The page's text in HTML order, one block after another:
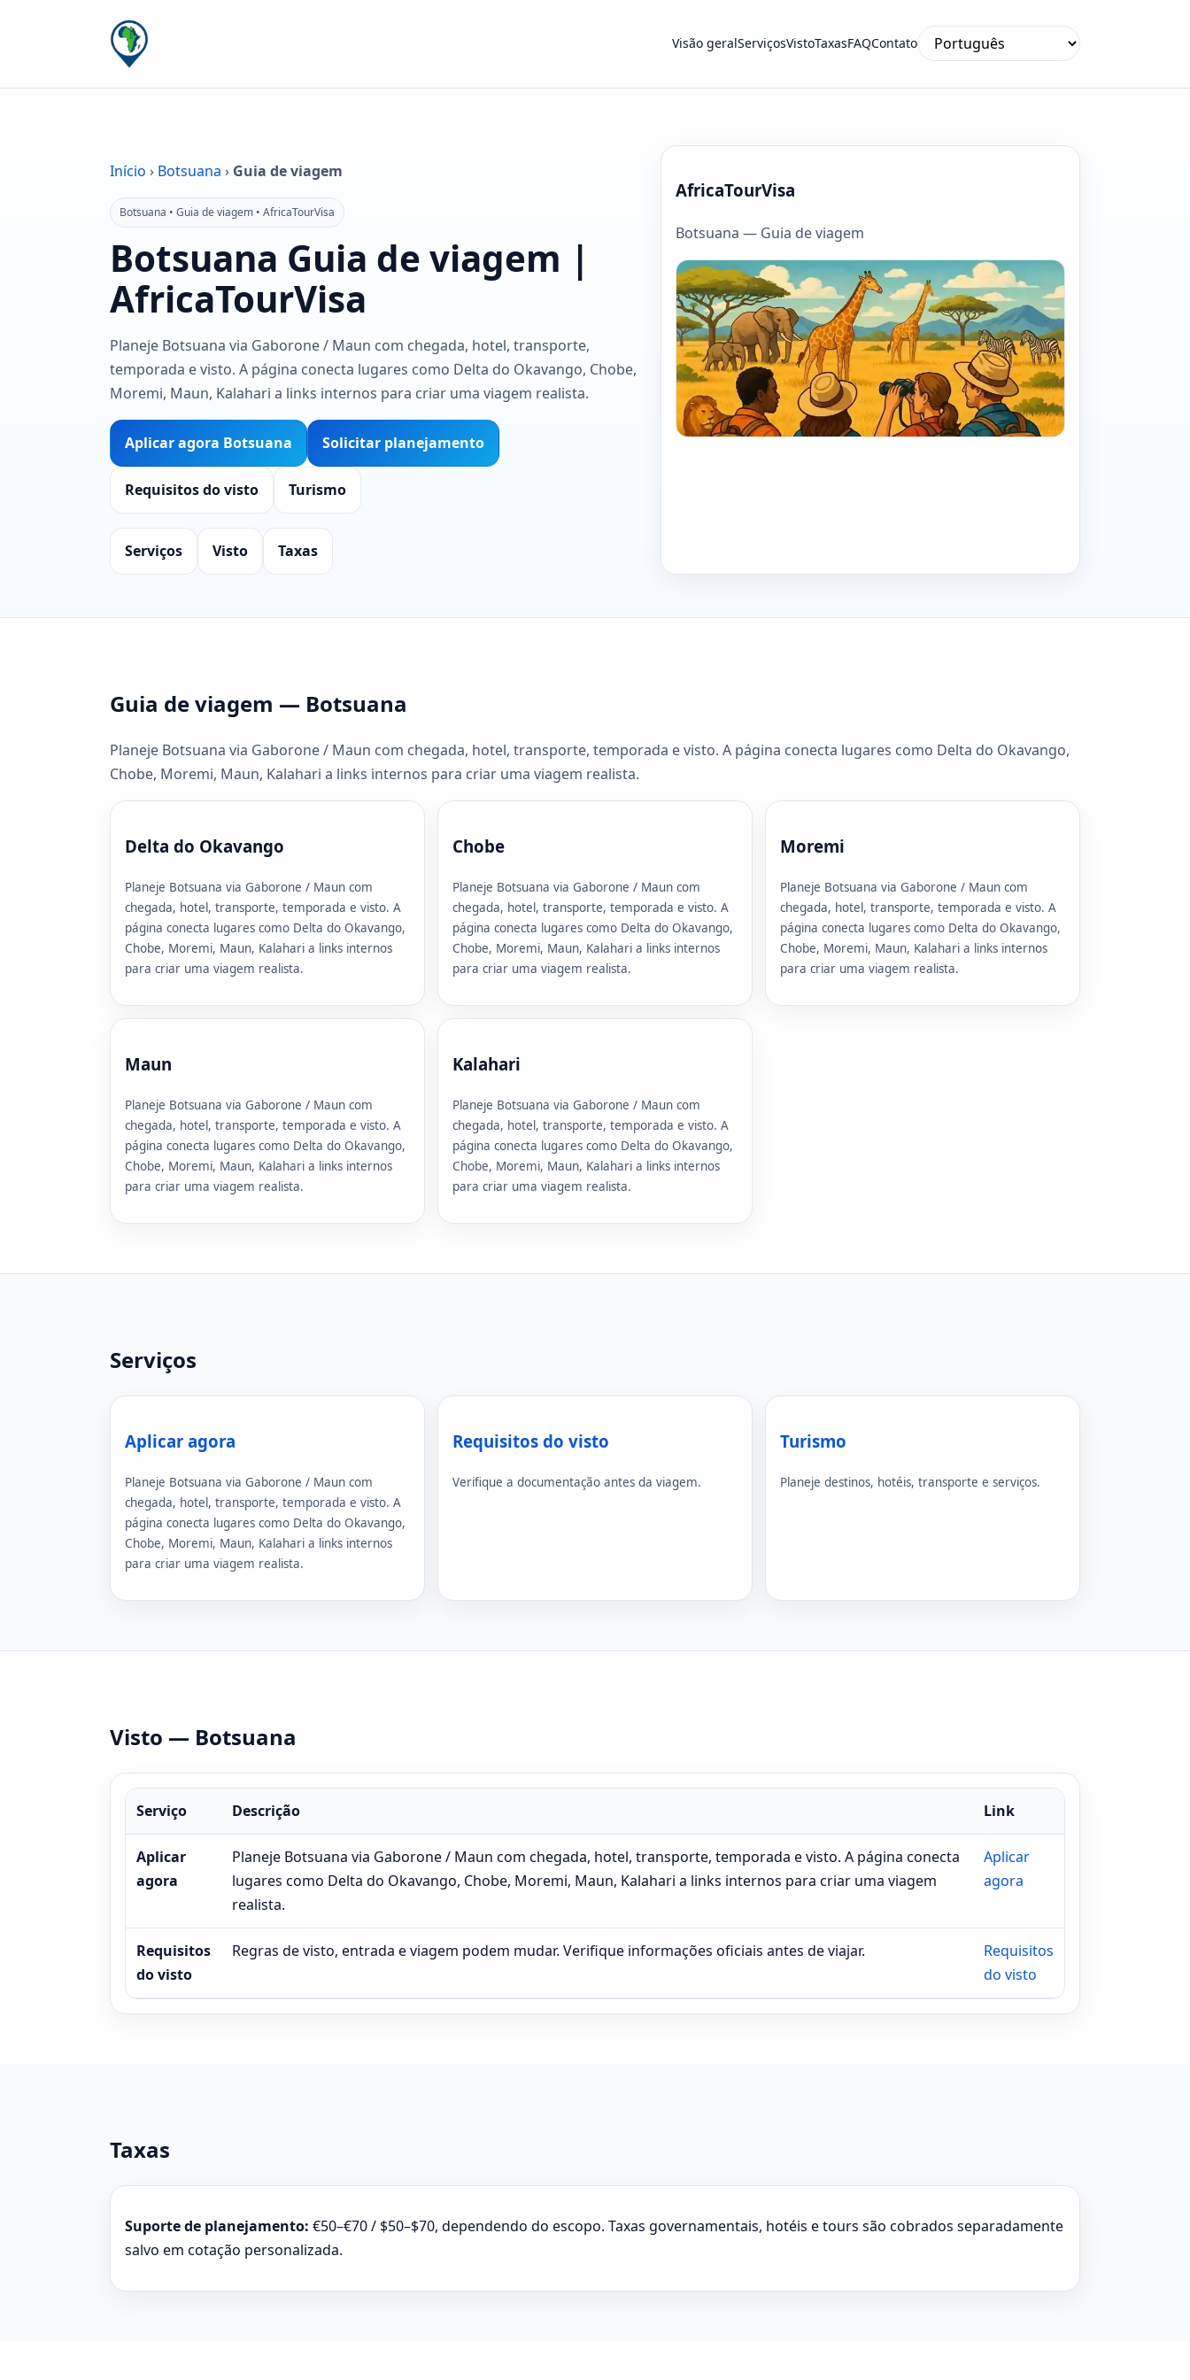
Visão geralServiçosVistoTaxasFAQContato
Início › Botsuana › Guia de viagem
Botsuana • Guia de viagem • AfricaTourVisa
Botsuana Guia de viagem |
AfricaTourVisa
Planeje Botsuana via Gaborone / Maun com chegada, hotel, transporte,
temporada e visto. A página conecta lugares como Delta do Okavango, Chobe,
Moremi, Maun, Kalahari a links internos para criar uma viagem realista.
Aplicar agora Botsuana Solicitar planejamento
Requisitos do visto Turismo
Serviços Visto Taxas
AfricaTourVisa
Botsuana — Guia de viagem
Guia de viagem — Botsuana
Planeje Botsuana via Gaborone / Maun com chegada, hotel, transporte, temporada e visto. A página conecta lugares como Delta do Okavango,
Chobe, Moremi, Maun, Kalahari a links internos para criar uma viagem realista.
Delta do Okavango
Planeje Botsuana via Gaborone / Maun com
chegada, hotel, transporte, temporada e visto. A
página conecta lugares como Delta do Okavango,
Chobe, Moremi, Maun, Kalahari a links internos
para criar uma viagem realista.
Chobe
Planeje Botsuana via Gaborone / Maun com
chegada, hotel, transporte, temporada e visto. A
página conecta lugares como Delta do Okavango,
Chobe, Moremi, Maun, Kalahari a links internos
para criar uma viagem realista.
Moremi
Planeje Botsuana via Gaborone / Maun com
chegada, hotel, transporte, temporada e visto. A
página conecta lugares como Delta do Okavango,
Chobe, Moremi, Maun, Kalahari a links internos
para criar uma viagem realista.
Maun
Planeje Botsuana via Gaborone / Maun com
chegada, hotel, transporte, temporada e visto. A
página conecta lugares como Delta do Okavango,
Chobe, Moremi, Maun, Kalahari a links internos
para criar uma viagem realista.
Kalahari
Planeje Botsuana via Gaborone / Maun com
chegada, hotel, transporte, temporada e visto. A
página conecta lugares como Delta do Okavango,
Chobe, Moremi, Maun, Kalahari a links internos
para criar uma viagem realista.
Serviços
Aplicar agora
Planeje Botsuana via Gaborone / Maun com
chegada, hotel, transporte, temporada e visto. A
página conecta lugares como Delta do Okavango,
Chobe, Moremi, Maun, Kalahari a links internos
para criar uma viagem realista.
Requisitos do visto
Verifique a documentação antes da viagem.
Turismo
Planeje destinos, hotéis, transporte e serviços.
Visto — Botsuana
Serviço Descrição Link
Aplicar
agora
Planeje Botsuana via Gaborone / Maun com chegada, hotel, transporte, temporada e visto. A página conecta
lugares como Delta do Okavango, Chobe, Moremi, Maun, Kalahari a links internos para criar uma viagem
realista.
Aplicar
agora
Requisitos
do visto
Regras de visto, entrada e viagem podem mudar. Verifique informações oficiais antes de viajar.
Requisitos
do visto
Taxas
Suporte de planejamento: €50–€70 / $50–$70, dependendo do escopo. Taxas governamentais, hotéis e tours são cobrados separadamente
salvo em cotação personalizada.